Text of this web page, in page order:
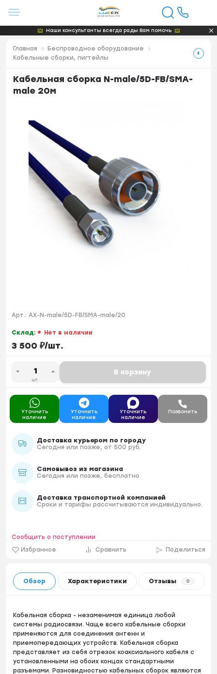
Наши консультанты всегда рады Вам помочь
Главная
Беспроводное оборудование
Кабельные сборки, пигтейлы
Кабельная сборка N-male/5D-FB/SMA-
male 20м
Арт.: AX-N-male/5D-FB/SMA-male/20
Склад: Нет в наличии
3 500 ₽/шт.
шт.
В корзину
Уточнить
наличие
Уточнить
наличие
Уточнить
наличие
Позвонить
Доставка курьером по городу
Сегодня или позже, от 500 руб.
Самовывоз из магазина
Сегодня или позже, бесплатно
Доставка транспортной компанией
Сроки и тарифы рассчитываются индивидуально.
Избранное Сравнить Поделиться
Сообщить о поступлении
Обзор Характеристики Отзывы 0
Кабельная сборка - незаменимая единица любой
системы радиосвязи. Чаще всего кабельные сборки
применяются для соединения антенн и
приемопередающих устройств. Кабельная сборка
представляет из себя отрезок коаксиального кабеля с
установленными на обоих концах стандартными
разъемами. Разновидностью кабельных сборок являются